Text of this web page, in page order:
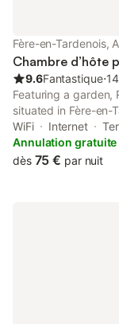
Fère-en-Tardenois,
Chambre d’hôte
9.6Fantastique⋅
Featuring a garden,
situated in Fère-en-
Station. Boasting
also provides
WiFi Internet
Annulation gratuite
dès 75 € par nuit